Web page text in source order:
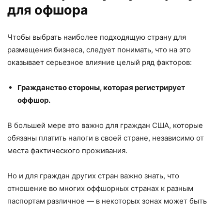
для офшора
Чтобы выбрать наиболее подходящую страну для
размещения бизнеса, следует понимать, что на это
оказывает серьезное влияние целый ряд факторов:
Гражданство стороны, которая регистрирует
оффшор.
В большей мере это важно для граждан США, которые
обязаны платить налоги в своей стране, независимо от
места фактического проживания.
Но и для граждан других стран важно знать, что
отношение во многих оффшорных странах к разным
паспортам различное — в некоторых зонах может быть